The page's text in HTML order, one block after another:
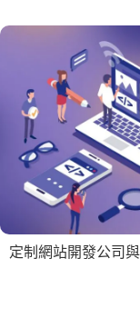
定制網站開發公司